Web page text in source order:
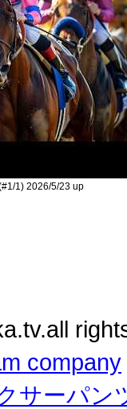
1) 2026/5/23 up
company
サーパン